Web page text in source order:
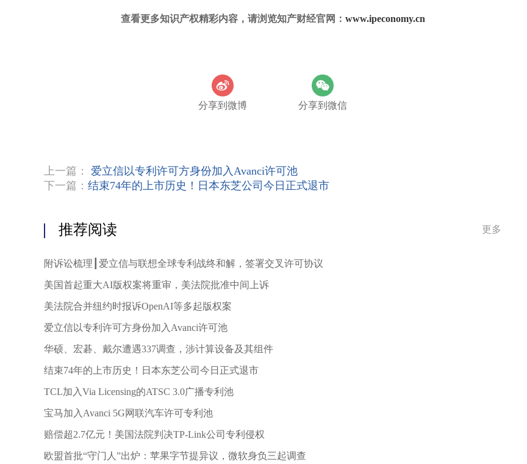
查看更多知识产权精彩内容，请浏览知产财经官网： www.ipeconomy.cn
分享到微博 分享到微信
上一篇： 爱立信以专利许可方身份加入Avanci许可池
下一篇： 结束74年的上市历史！日本东芝公司今日正式退市
推荐阅读 更多
附诉讼梳理┃爱立信与联想全球专利战终和解，签署交叉许可协议
美国首起重大AI版权案将重审，美法院批准中间上诉
美法院合并纽约时报诉OpenAI等多起版权案
爱立信以专利许可方身份加入Avanci许可池
华硕、宏碁、戴尔遭遇337调查，涉计算设备及其组件
结束74年的上市历史！日本东芝公司今日正式退市
TCL加入Via Licensing的ATSC 3.0广播专利池
宝马加入Avanci 5G网联汽车许可专利池
赔偿超2.7亿元！美国法院判决TP-Link公司专利侵权
欧盟首批“守门人”出炉：苹果字节提异议，微软身负三起调查